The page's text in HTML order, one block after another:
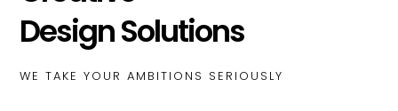
Design Solutions
WE TAKE YOUR AMBITIONS SERIOUSLY